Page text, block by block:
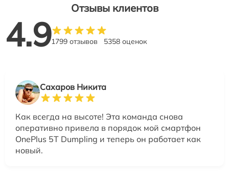
Отзывы клиентов
4.91799 отзывов 5358 оценок
Сахаров Никита
Как всегда на высоте! Эта команда снова
оперативно привела в порядок мой смартфон
OnePlus 5T Dumpling и теперь он работает как
новый.